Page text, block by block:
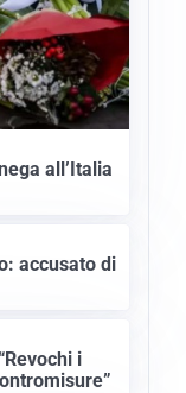
all’Italia
accusato di
i